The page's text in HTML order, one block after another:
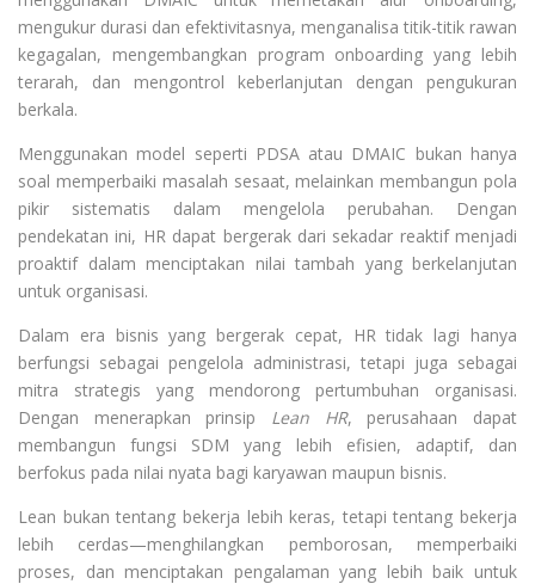
mengukur durasi dan efektivitasnya, menganalisa titik-titik rawan
kegagalan, mengembangkan program onboarding yang lebih
terarah, dan mengontrol keberlanjutan dengan pengukuran
berkala.
Menggunakan model seperti PDSA atau DMAIC bukan hanya
soal memperbaiki masalah sesaat, melainkan membangun pola
pikir sistematis dalam mengelola perubahan. Dengan
pendekatan ini, HR dapat bergerak dari sekadar reaktif menjadi
proaktif dalam menciptakan nilai tambah yang berkelanjutan
untuk organisasi.
Dalam era bisnis yang bergerak cepat, HR tidak lagi hanya
berfungsi sebagai pengelola administrasi, tetapi juga sebagai
mitra strategis yang mendorong pertumbuhan organisasi.
Dengan menerapkan prinsip Lean HR, perusahaan dapat
membangun fungsi SDM yang lebih efisien, adaptif, dan
berfokus pada nilai nyata bagi karyawan maupun bisnis.
Lean bukan tentang bekerja lebih keras, tetapi tentang bekerja
lebih cerdas—menghilangkan pemborosan, memperbaiki
proses, dan menciptakan pengalaman yang lebih baik untuk